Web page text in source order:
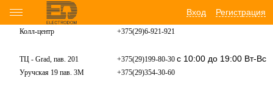
Вход Регистрация
Колл-центр +375(29)6-921-921
ТЦ - Grad, пав. 201 +375(29)199-80-30 с 10:00 до 19:00 Вт-Вс
Уручская 19 пав. 3М +375(29)354-30-60